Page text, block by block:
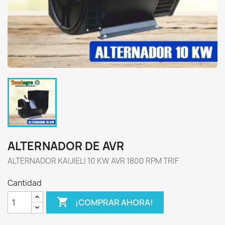
ALTERNADOR DE AVR
ALTERNADOR KAIJIELI 10 KW AVR 1800 RPM TRIF
Cantidad
 ¡COMPRAR AHORA!